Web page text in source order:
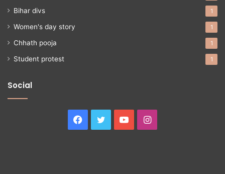
Bihar divs 1
Women's day story 1
Chhath pooja 1
Student protest 1
Social
Facebook
Twitter YouTubeInstagram